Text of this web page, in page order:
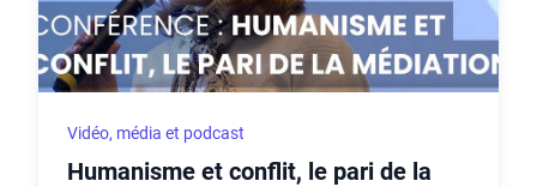
Vidéo, média et podcast
Humanisme et conflit, le pari de la